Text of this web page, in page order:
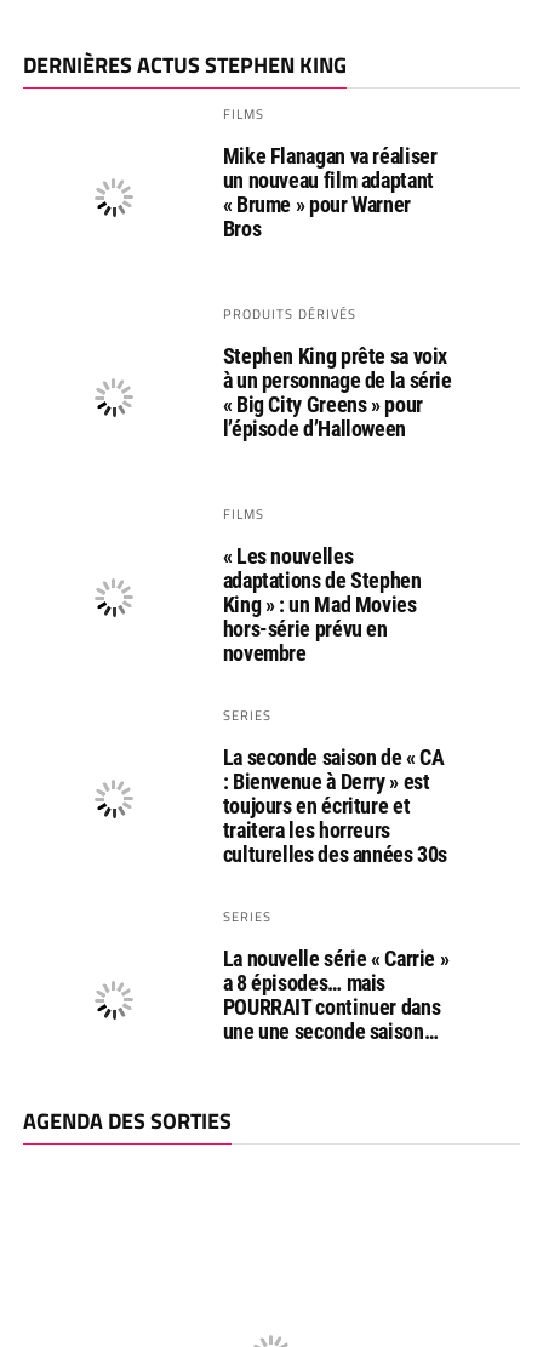
DERNIÈRES ACTUS STEPHEN KING
FILMS
Mike Flanagan va réaliser
un nouveau film adaptant
« Brume » pour Warner
Bros
PRODUITS DÉRIVÉS
Stephen King prête sa voix
à un personnage de la série
« Big City Greens » pour
l’épisode d’Halloween
FILMS
« Les nouvelles
adaptations de Stephen
King » : un Mad Movies
hors-série prévu en
novembre
SERIES
La seconde saison de « CA
: Bienvenue à Derry » est
toujours en écriture et
traitera les horreurs
culturelles des années 30s
SERIES
La nouvelle série « Carrie »
a 8 épisodes… mais
POURRAIT continuer dans
une une seconde saison…
AGENDA DES SORTIES